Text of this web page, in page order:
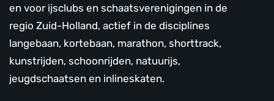
en voor ijsclubs en schaatsverenigingen in de
regio Zuid-Holland, actief in de disciplines
langebaan, kortebaan, marathon, shorttrack,
kunstrijden, schoonrijden, natuurijs,
jeugdschaatsen en inlineskaten.